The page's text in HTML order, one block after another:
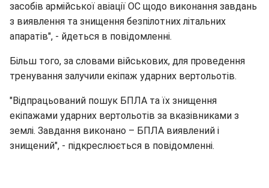
засобів армійської авіації ОС щодо виконання завдань
з виявлення та знищення безпілотних літальних
апаратів", - йдеться в повідомленні.
Більш того, за словами військових, для проведення
тренування залучили екіпаж ударних вертольотів.
"Відпрацьований пошук БПЛА та їх знищення
екіпажами ударних вертольотів за вказівниками з
землі. Завдання виконано – БПЛА виявлений і
знищений", - підкреслюється в повідомленні.